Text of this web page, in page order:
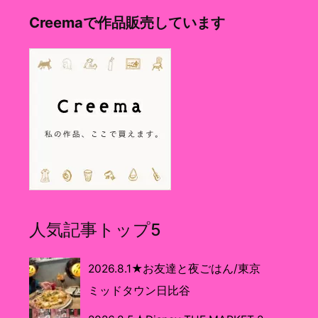
Creemaで作品販売しています
人気記事トップ5
2026.8.1★お友達と夜ごはん/東京
ミッドタウン日比谷